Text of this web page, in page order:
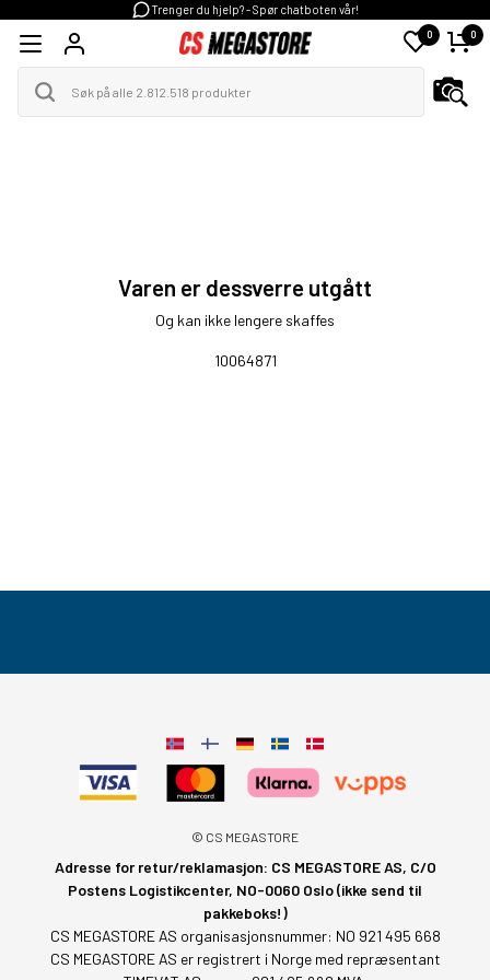
Trenger du hjelp? - Spør chatboten vår!
0 0
Varen er dessverre utgått
Og kan ikke lengere skaffes
10064871
© CS MEGASTORE
Adresse for retur/reklamasjon: CS MEGASTORE AS, C/O
Postens Logistikcenter, NO-0060 Oslo (ikke send til
pakkeboks!)
CS MEGASTORE AS organisasjonsnummer: NO 921 495 668
CS MEGASTORE AS er registrert i Norge med repræsentant